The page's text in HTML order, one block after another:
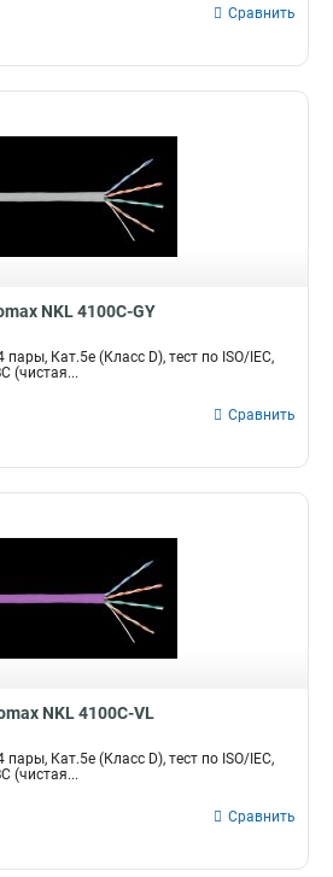
Сравнить
NKL 4100C-GY
пары, Кат.5e (Класс D), тест по ISO/IEC,
(чистая...
Сравнить
NKL 4100C-VL
пары, Кат.5e (Класс D), тест по ISO/IEC,
(чистая...
Сравнить